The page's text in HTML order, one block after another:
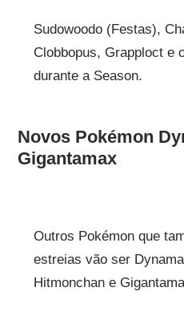
Sudowoodo (Festas),
Clobbopus, Grapploct e
durante a Season.
Novos Pokémon
Gigantamax
Outros Pokémon que
estreias vão ser
Hitmonchan e